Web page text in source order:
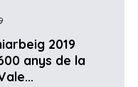
2019
anys de la